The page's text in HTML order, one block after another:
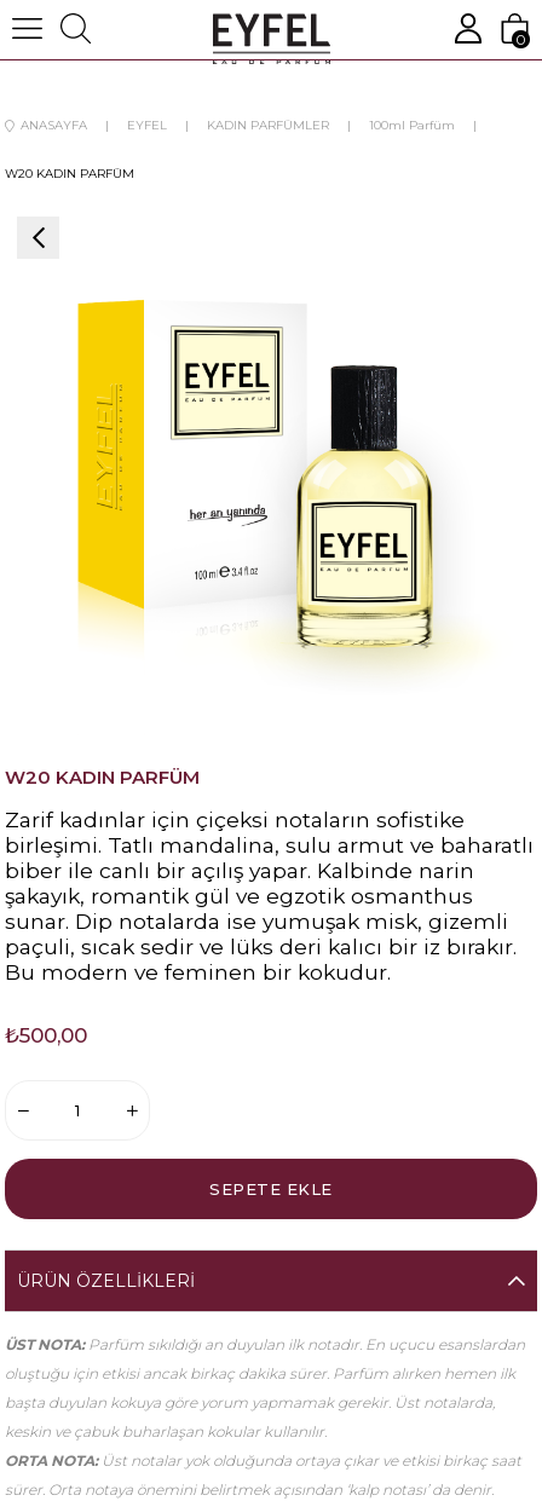
0
ANASAYFA EYFEL KADIN PARFÜMLER 100ml Parfüm
W20 KADIN PARFÜM
W20 KADIN PARFÜM
Zarif kadınlar için çiçeksi notaların sofistike
birleşimi. Tatlı mandalina, sulu armut ve baharatlı
biber ile canlı bir açılış yapar. Kalbinde narin
şakayık, romantik gül ve egzotik osmanthus
sunar. Dip notalarda ise yumuşak misk, gizemli
paçuli, sıcak sedir ve lüks deri kalıcı bir iz bırakır.
Bu modern ve feminen bir kokudur.
₺500,00
ÜRÜN ÖZELLIKLERI
ÜST NOTA:Parfüm sıkıldığı an duyulan ilk notadır. En uçucu esanslardan
oluştuğu için etkisi ancak birkaç dakika sürer. Parfüm alırken hemen ilk
başta duyulan kokuya göre yorum yapmamak gerekir. Üst notalarda,
keskin ve çabuk buharlaşan kokular kullanılır.
ORTA NOTA: Üst notalar yok olduğunda ortaya çıkar ve etkisi birkaç saat
sürer. Orta notaya önemini belirtmek açısından ‘kalp notası’ da denir.